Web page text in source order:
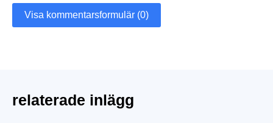
Visa kommentarsformulär (0)
relaterade inlägg